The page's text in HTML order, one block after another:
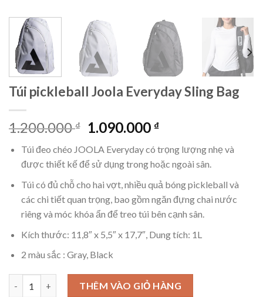
Túi pickleball Joola Everyday Sling Bag
1.200.000₫
Giá
là:
1.200.000 ₫.
1.090.000 ₫Giá
tại
là:
1.090.000 ₫.
Túi đeo chéo JOOLA Everyday có trọng lượng nhẹ và
được thiết kế để sử dụng trong hoặc ngoài sân.
Túi có đủ chỗ cho hai vợt, nhiều quả bóng pickleball và
các chi tiết quan trọng, bao gồm ngăn đựng chai nước
riêng và móc khóa ẩn để treo túi bên cạnh sân.
Kích thước: 11,8″ x 5,5″ x 17,7″, Dung tích: 1L
2 màu sắc : Gray, Black
Túi pickleball Joola Everyday Sling Bag số lượng
THÊM VÀO GIỎ HÀNG